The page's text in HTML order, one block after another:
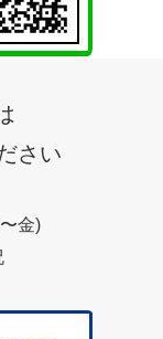
さい
金)